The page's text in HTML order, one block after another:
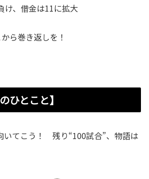
け、借金は11に拡大
ら巻き返しを！
ひとこと】
いてこう！ 残り“100試合”、物語は